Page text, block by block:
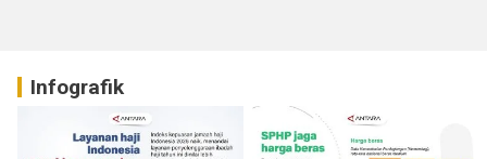
Infografik